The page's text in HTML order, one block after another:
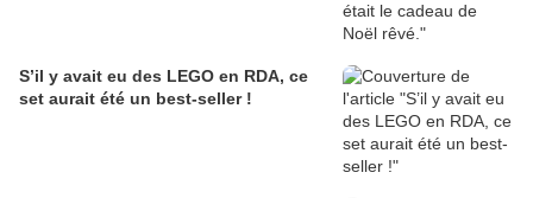
S’il y avait eu des LEGO en RDA, ce
set aurait été un best-seller !